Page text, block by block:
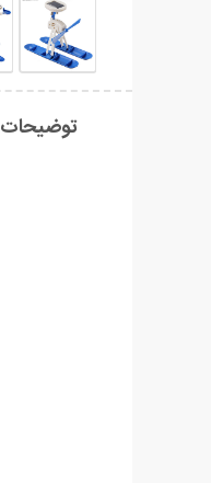
توضیحات